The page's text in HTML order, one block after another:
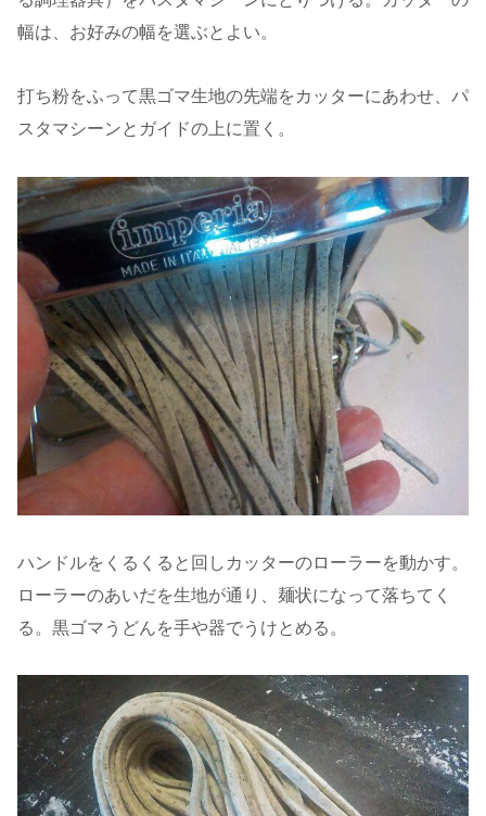
幅は、お好みの幅を選ぶとよい。
打ち粉をふって黒ゴマ生地の先端をカッターにあわせ、パ
スタマシーンとガイドの上に置く。
ハンドルをくるくると回しカッターのローラーを動かす。
ローラーのあいだを生地が通り、麺状になって落ちてく
る。黒ゴマうどんを手や器でうけとめる。